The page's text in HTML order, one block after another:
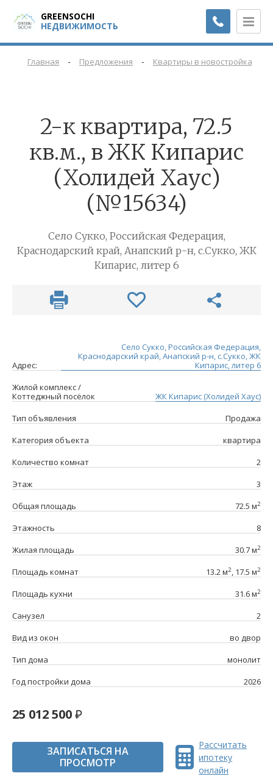
GREENSOCHI
НЕДВИЖИМОСТЬ
Главная - Предложения - Квартиры в новостройках
2-к квартира, 72.5
кв.м., в ЖК Кипарис
(Холидей Хаус)
(№15634)
Село Сукко, Российская Федерация,
Краснодарский край, Анапский р-н, с.Сукко, ЖК
Кипарис, литер 6
Адрес:
Село Сукко, Российская Федерация,
Краснодарский край, Анапский р-н, с.Сукко, ЖК
Кипарис, литер 6
Жилой комплекс /
Коттеджный посёлок
ЖК Кипарис (Холидей Хаус)
Тип объявления
Продажа
Категория объекта
квартира
Количество комнат
2
Этаж
3
Общая площадь
72.5 м2
Этажность
8
Жилая площадь
30.7 м2
Площадь комнат 13.2 м2, 17.5 м2
Площадь кухни 31.6 м2
Санузел
2
Вид из окон
во двор
Тип дома
монолит
Год постройки дома
2026
25 012 500
ЗАПИСАТЬСЯ НА
ПРОСМОТР
Рассчитать
ипотеку
онлайн